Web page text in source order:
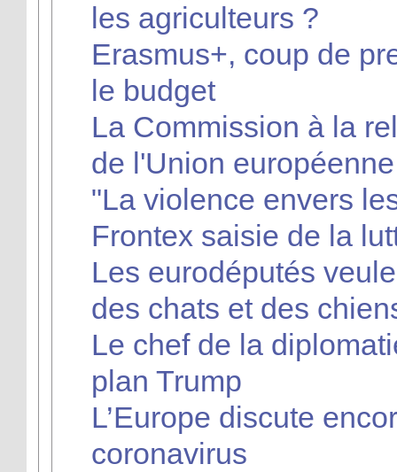
les agriculteurs ?
Erasmus+, coup de
le budget
La Commission à la
de l'Union européenne
"La violence envers
Frontex saisie de la
Les eurodéputés
des chats et des
Le chef de la
plan Trump
L’Europe discute
coronavirus